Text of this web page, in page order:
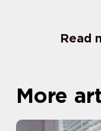
Read
More